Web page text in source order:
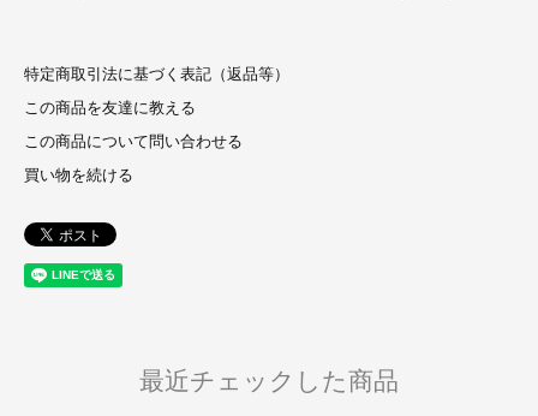
特定商取引法に基づく表記（返品等）
この商品を友達に教える
この商品について問い合わせる
買い物を続ける
最近チェックした商品